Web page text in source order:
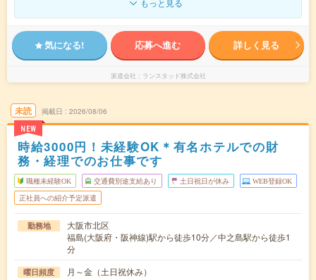
もっと見る
気になる! 応募へ進む 詳しく見る
派遣会社 ランスタッド株式会社
未読
NEW
掲載日 2026/08/06
時給3000円！未経験OK＊有名ホテルでの財
務・経理でのお仕事です
職種未経験OK 交通費別途支給あり 土日祝日が休み WEB登録OK
正社員への紹介予定派遣
勤務地
大阪市北区
福島(大阪府・阪神線)駅から徒歩10分／中之島駅から徒歩1
分
曜日頻度 月～金（土日祝休み）